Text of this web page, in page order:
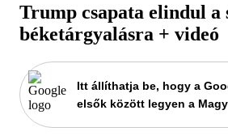
Trump csapata elindul a
béketárgyalásra + videó
Itt állíthatja be, hogy a
elsők között legyen a